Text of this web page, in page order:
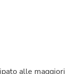
alle maggiori